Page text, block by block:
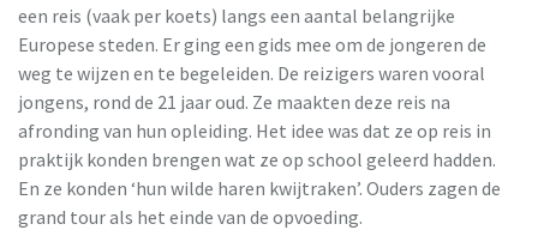
een reis (vaak per koets) langs een aantal belangrijke
Europese steden. Er ging een gids mee om de jongeren de
weg te wijzen en te begeleiden. De reizigers waren vooral
jongens, rond de 21 jaar oud. Ze maakten deze reis na
afronding van hun opleiding. Het idee was dat ze op reis in
praktijk konden brengen wat ze op school geleerd hadden.
En ze konden ‘hun wilde haren kwijtraken’. Ouders zagen de
grand tour als het einde van de opvoeding.